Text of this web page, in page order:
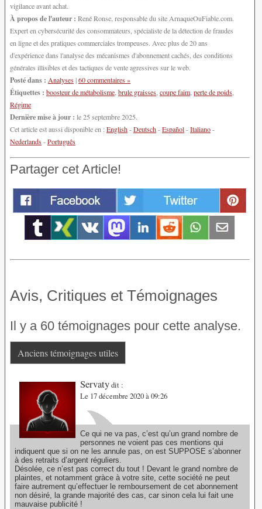
vigilance avant achat.
À propos de l'auteur : René Ronse, responsable du site ArnaqueOuFiable.com.
Expert en cybersécurité des consommateurs, spécialiste de la détection de fraudes
en ligne et des pratiques commerciales trompeuses. Avec plus de 20 ans
d'expérience dans l'analyse des mécanismes d'abonnement cachés, des conditions
générales illisibles et des tactiques de vente agressives sur le web.
Posté dans : Analyses|60 commentaires »
Étiquettes : boosteur de métabolisme brule graisses coupe faim perte de poids
Régime
Dernière mise à jour : le 25 septembre 2025.
Cet article est aussi disponible en :English-Deutsch-Español-Italiano-
Nederlands-Português
Partager cet Article!
Avis, Critiques et Témoignages
Il y a 60 témoignages pour cette analyse.
Anciens témoignages utiles
Servatydit :
Le 17 décembre 2020 à 09:26
Ce qui ne va pas, c’est qu’un grand nombre de
personnes ne voient pas ces mentions qui
indiquent que si on ne les annule pas, on est SUPPOSE s’abonner
à des retraits d’argent réguliers.
Désolée, ce n’est pas correct du tout ! Devant le grand nombre de
plaintes, et notamment gràce à votre site, cette société ne peut
faire autrement qu’effectuer le remboursement de cet abonnement
non désiré, la grande majorité des cas, car sinon cela lui fait une
mauvaise publicité !